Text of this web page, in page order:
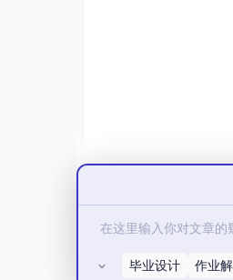
补充：在职大忙人
套真题+复盘，用
毕业设计 作业